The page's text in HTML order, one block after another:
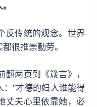
反传统的观念。世界
很推崇勤劳。
两页到《箴言》，
：“才德的妇人谁能得
丈夫心里依靠她，必